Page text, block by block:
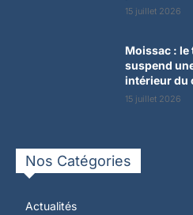
15 juillet 2026
Moissac :
suspend
intérieur du
15 juillet 2026
Nos Catégories
Actualités